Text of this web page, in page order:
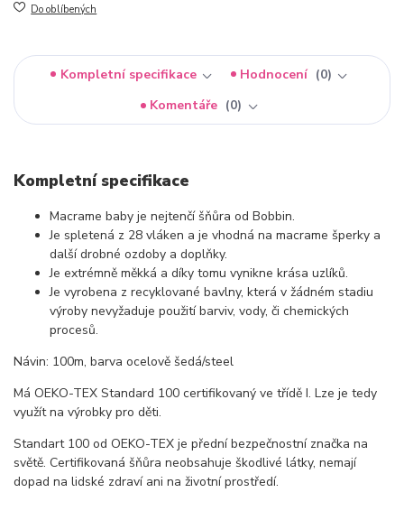
Do oblíbených
Kompletní specifikace Hodnocení
0
Komentáře
0
Kompletní specifikace
Macrame baby je nejtenčí šňůra od Bobbin.
Je spletená z 28 vláken a je vhodná na macrame šperky a
další drobné ozdoby a doplňky.
Je extrémně měkká a díky tomu vynikne krása uzlíků.
Je vyrobena z recyklované bavlny, která v žádném stadiu
výroby nevyžaduje použití barviv, vody, či chemických
procesů.
Návin: 100m, barva ocelově šedá/steel
Má OEKO-TEX Standard 100 certifikovaný ve třídě I. Lze je tedy
využít na výrobky pro děti.
Standart 100 od OEKO-TEX je přední bezpečnostní značka na
světě. Certifikovaná šňůra neobsahuje škodlivé látky, nemají
dopad na lidské zdraví ani na životní prostředí.